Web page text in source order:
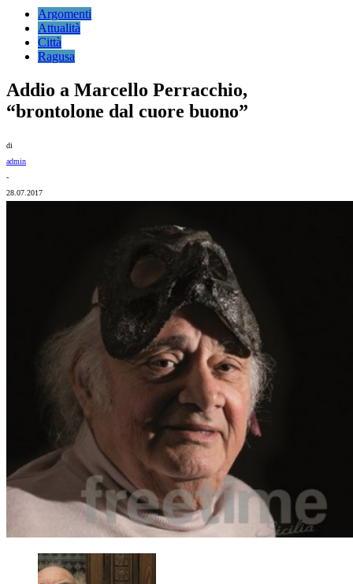
Argomenti
Attualità
Città
Ragusa
Addio a Marcello Perracchio,
“brontolone dal cuore buono”
di
admin
-
28.07.2017